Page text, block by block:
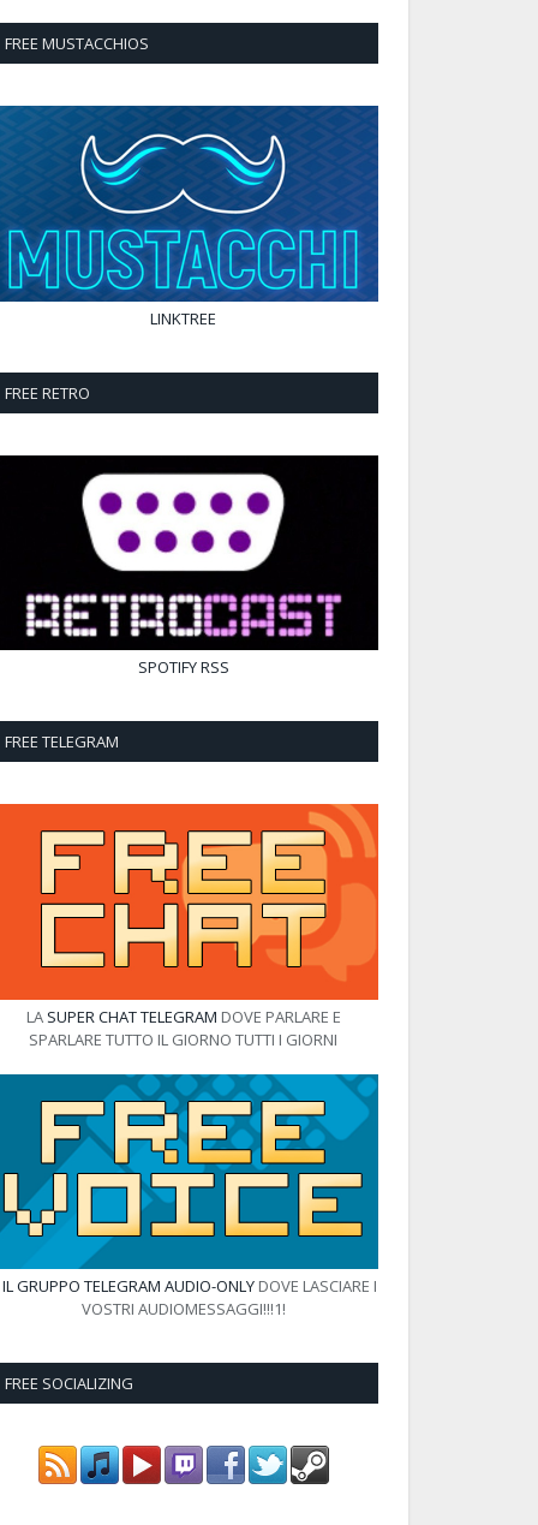
FREE MUSTACCHIOS
LINKTREE
FREE RETRO
SPOTIFYRSS
FREE TELEGRAM
LA SUPER CHAT TELEGRAM DOVE PARLARE E
SPARLARE TUTTO IL GIORNO TUTTI I GIORNI
IL GRUPPO TELEGRAM AUDIO-ONLYDOVE LASCIARE I
VOSTRI AUDIOMESSAGGI!!!1!
FREE SOCIALIZING